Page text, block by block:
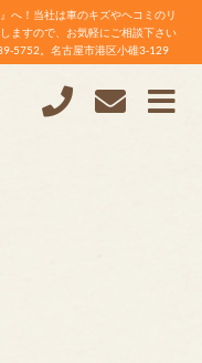
へ！当社は車のキズやヘコミのリ
ますので、お気軽にご相談下さい
5752。名古屋市港区小碓3-129